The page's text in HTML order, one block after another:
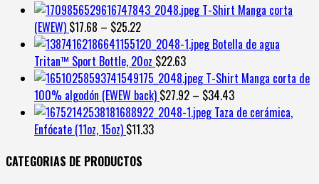
T-Shirt Manga corta
(EWEW) $17.68 – $25.22
Botella de agua
Tritan™ Sport Bottle, 20oz $22.63
T-Shirt Manga corta de
100% algodón (EWEW back) $27.92 – $34.43
Taza de cerámica,
Enfócate (11oz, 15oz) $11.33
CATEGORIAS DE PRODUCTOS